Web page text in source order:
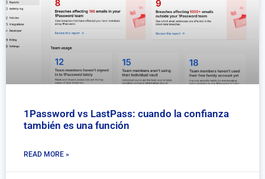
1Password vs LastPass: cuando la confianza
también es una función
READ MORE »